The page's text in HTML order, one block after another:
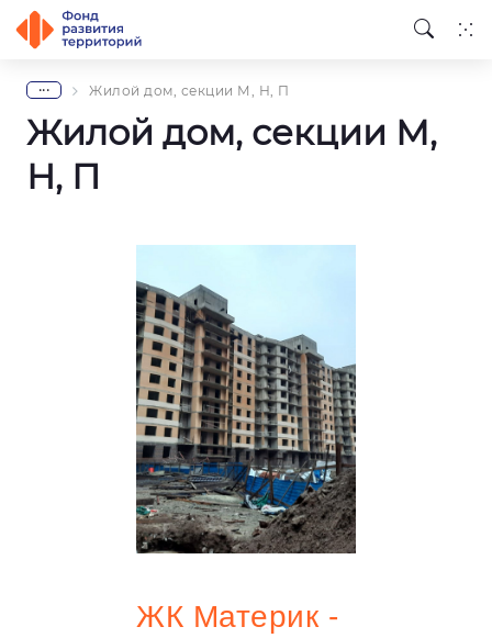
... Жилой дом, секции М, Н, П
Жилой дом, секции М,
Н, П
ЖК Материк -